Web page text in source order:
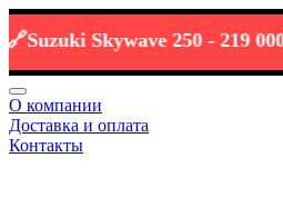
Skywave 250 -219 000 р 💰
О компании
Доставка и оплата
Контакты